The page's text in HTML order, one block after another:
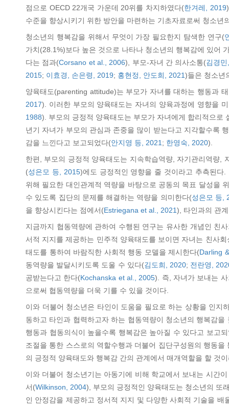
점으로 OECD 22개국 가운데 20위를 차지하였다(한겨레, 2019
수준을 향상시키기 위한 방안을 마련하는 기초자료로써 청소
청소년의 행복감을 위해서 무엇이 가장 필요한지 탐색한 연구(
가치(28.1%)보다 높은 것으로 나타나 청소년의 행복감에 있어
다는 점과(Corsano et al., 2006), 부모-자녀 간 의사소통(김경
2015; 이효경, 손은령, 2019; 홍현정, 안도희, 2021)들은 청소년
양육태도(parenting attitude)는 부모가 자녀를 대하는 행동과
2017). 이러한 부모의 양육태도는 자녀의 양육과정에 영향을
1988). 부모의 긍정적 양육태도는 부모가 자녀에게 합리적으
년기 자녀가 부모의 관심과 존중을 많이 받는다고 지각할수록
감을 느낀다고 보고되었다(안지영 등, 2021; 한영숙, 2020).
한편, 부모의 긍정적 양육태도는 지속학습역량, 자기관리역량,
(성은모 등, 2015)에도 긍정적인 영향을 줄 것이라고 추측된
위해 필요한 대인관계적 역량을 바탕으로 공동의 목표 달성을
수 있도록 집단의 문제를 해결하는 역량을 의미한다(성은모 등,
을 향상시킨다는 점에서(Estriegana et al., 2021), 타인과의 관
지금까지 협동역량에 관하여 수행된 연구는 유사한 개념인 친
서적 지지를 제공하는 민주적 양육태도를 보이면 자녀는 친사
태도를 통하여 바람직한 사회적 행동 모델을 제시한다(Darling
동역량을 발달시키도록 도울 수 있다(김도희, 2020; 전란영,
공받는다고 한다(Kochanska et al., 2005). 즉, 자녀가 보내는
으로써 협동역량을 더욱 기를 수 있을 것이다.
이와 더불어 청소년은 타인이 도움을 필요로 하는 상황을 인지
동하고 타인과 협력하고자 하는 협동역량이 청소년의 행복감
행동과 협동의식이 높을수록 행복감은 높아질 수 있다고 보고
조절을 통한 스스로의 역할수행과 더불어 집단구성원의 행동
의 긍정적 양육태도와 행복감 간의 관계에서 매개역할을 할 것
이와 더불어 청소년기는 아동기에 비해 학교에서 보내는 시간
서(Wilkinson, 2004), 부모의 긍정적인 양육태도는 청소년의 또
인 안정감을 제공하고 정서적 지지 및 다양한 사회적 기술을